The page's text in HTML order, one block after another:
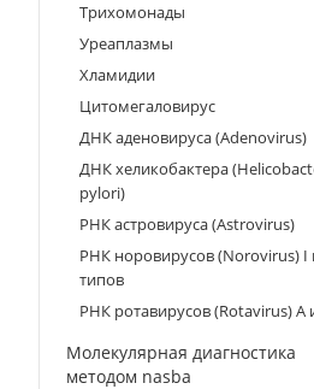
Трихомонады
Уреаплазмы
Хламидии
Цитомегаловирус
ДНК аденовируса (Adenovirus)
ДНК хеликобактера
pylori)
РНК астровируса (Astrovirus)
РНК норовирусов (Norovirus) I
типов
РНК ротавирусов (Rotavirus) A
Молекулярная диагностика
методом nasba